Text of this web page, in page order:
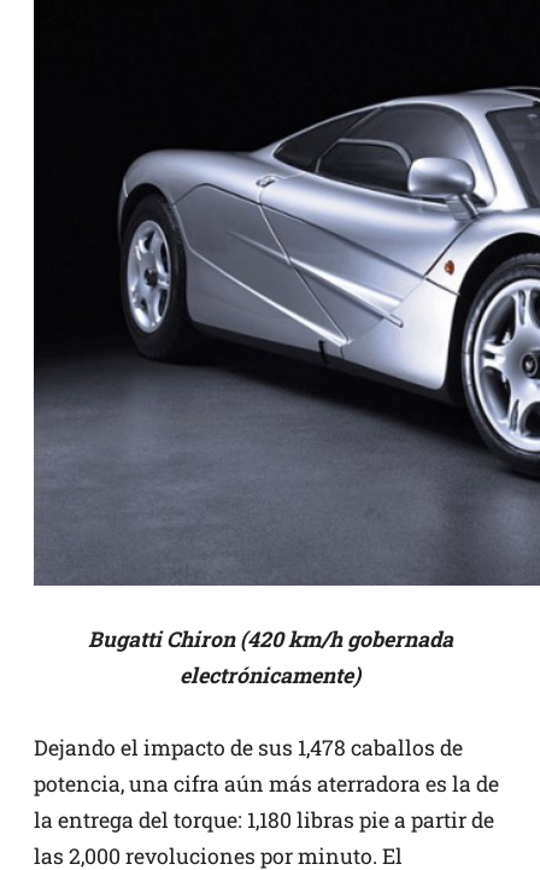
Bugatti Chiron (420 km/h gobernada
electrónicamente)
Dejando el impacto de sus 1,478 caballos de
potencia, una cifra aún más aterradora es la de
la entrega del torque: 1,180 libras pie a partir de
las 2,000 revoluciones por minuto. El